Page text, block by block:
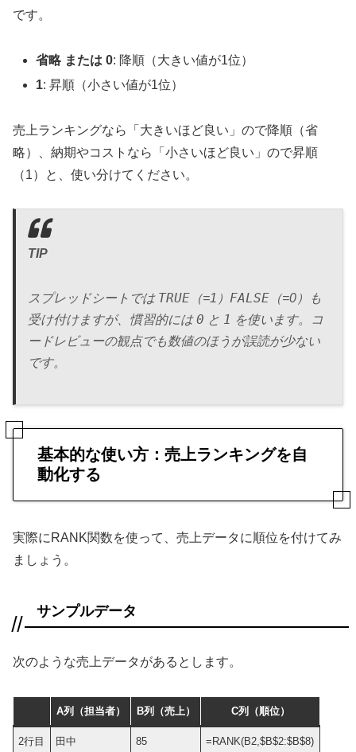
です。
省略 または 0: 降順（大きい値が1位）
1: 昇順（小さい値が1位）
売上ランキングなら「大きいほど良い」ので降順（省
略）、納期やコストなら「小さいほど良い」ので昇順
（1）と、使い分けてください。
TIP
スプレッドシートでは TRUE （=1） FALSE （=0）も
受け付けますが、慣習的には0 と 1 を使います。コ
ードレビューの観点でも数値のほうが誤読が少ない
です。
基本的な使い方：売上ランキングを自
動化する
実際にRANK関数を使って、売上データに順位を付けてみ
ましょう。
サンプルデータ
次のような売上データがあるとします。
A列（担当者） B列（売上） C列（順位）
2行目 田中 85 =RANK(B2,$B$2:$B$8)